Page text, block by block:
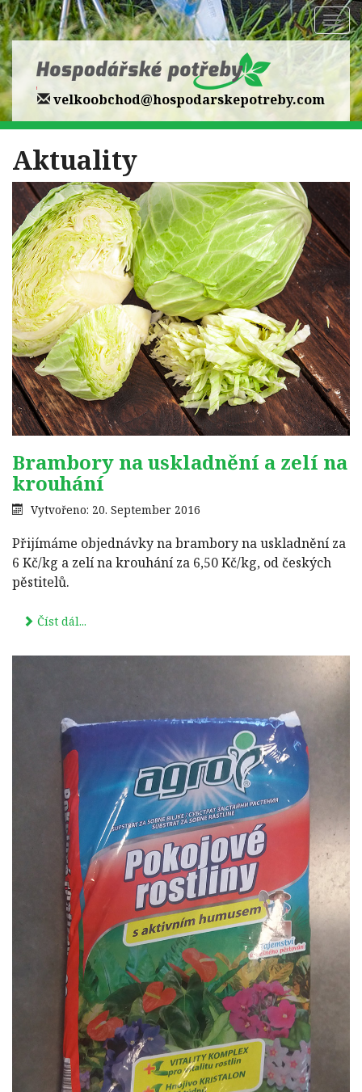
velkoobchod@hospodarskepotreby.com
Aktuality
Brambory na uskladnění a zelí na
krouhání
Vytvořeno: 20. September 2016
Přijímáme objednávky na brambory na uskladnění za
6 Kč/kg a zelí na krouhání za 6,50 Kč/kg, od českých
pěstitelů.
Číst dál...